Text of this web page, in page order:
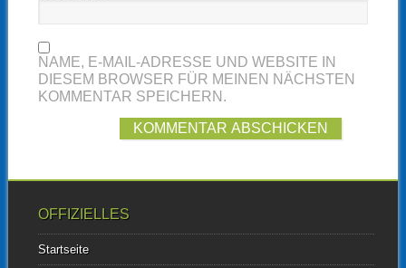
NAME, E-MAIL-ADRESSE UND WEBSITE IN
DIESEM BROWSER FÜR MEINEN NÄCHSTEN
KOMMENTAR SPEICHERN.
OFFIZIELLES
Startseite